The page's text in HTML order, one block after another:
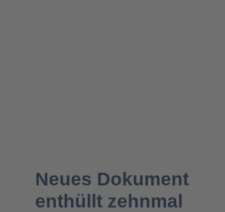
Neues Dokument
enthüllt zehnmal